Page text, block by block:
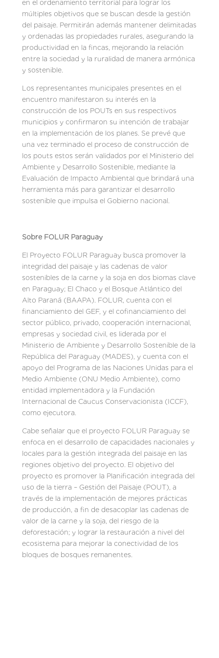
en el ordenamiento territorial para lograr los
múltiples objetivos que se buscan desde la gestión
del paisaje. Permitirán además mantener delimitadas
y ordenadas las propiedades rurales, asegurando la
productividad en la fincas, mejorando la relación
entre la sociedad y la ruralidad de manera armónica
y sostenible.
Los representantes municipales presentes en el
encuentro manifestaron su interés en la
construcción de los POUTs en sus respectivos
municipios y confirmaron su intención de trabajar
en la implementación de los planes. Se prevé que
una vez terminado el proceso de construcción de
los pouts estos serán validados por el Ministerio del
Ambiente y Desarrollo Sostenible, mediante la
Evaluación de Impacto Ambiental que brindará una
herramienta más para garantizar el desarrollo
sostenible que impulsa el Gobierno nacional.
Sobre FOLUR Paraguay
El Proyecto FOLUR Paraguay busca promover la
integridad del paisaje y las cadenas de valor
sostenibles de la carne y la soja en dos biomas clave
en Paraguay; El Chaco y el Bosque Atlántico del
Alto Paraná (BAAPA). FOLUR, cuenta con el
financiamiento del GEF, y el cofinanciamiento del
sector público, privado, cooperación internacional,
empresas y sociedad civil, es liderada por el
Ministerio de Ambiente y Desarrollo Sostenible de la
República del Paraguay (MADES), y cuenta con el
apoyo del Programa de las Naciones Unidas para el
Medio Ambiente (ONU Medio Ambiente), como
entidad implementadora y la Fundación
Internacional de Caucus Conservacionista (ICCF),
como ejecutora.
Cabe señalar que el proyecto FOLUR Paraguay se
enfoca en el desarrollo de capacidades nacionales y
locales para la gestión integrada del paisaje en las
regiones objetivo del proyecto. El objetivo del
proyecto es promover la Planificación integrada del
uso de la tierra – Gestión del Paisaje (POUT), a
través de la implementación de mejores prácticas
de producción, a fin de desacoplar las cadenas de
valor de la carne y la soja, del riesgo de la
deforestación; y lograr la restauración a nivel del
ecosistema para mejorar la conectividad de los
bloques de bosques remanentes.